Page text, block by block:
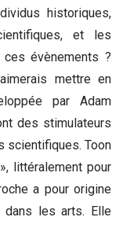
historiques,
et les
évènements ?
mettre en
par Adam
des stimulateurs
scientifiques. Toon
littéralement pour
a pour origine
dans les arts. Elle